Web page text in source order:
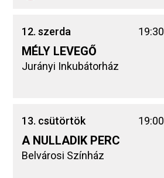
12. szerda 19:30
MÉLY LEVEGŐ
Jurányi Inkubátorház
13. csütörtök 19:00
A NULLADIK PERC
Belvárosi Színház